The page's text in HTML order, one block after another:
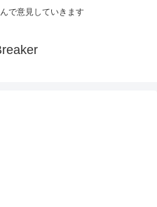
で意見していきます